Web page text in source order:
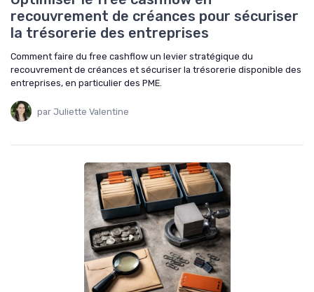
recouvrement de créances pour sécuriser
la trésorerie des entreprises
Comment faire du free cashflow un levier stratégique du
recouvrement de créances et sécuriser la trésorerie disponible des
entreprises, en particulier des PME.
par Juliette Valentine